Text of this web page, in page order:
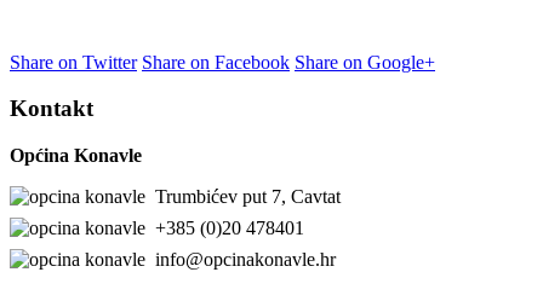
Share on Twitter Share on Facebook Share on Google+
Kontakt
Općina Konavle
Trumbićev put 7, Cavtat
+385 (0)20 478401
info@opcinakonavle.hr